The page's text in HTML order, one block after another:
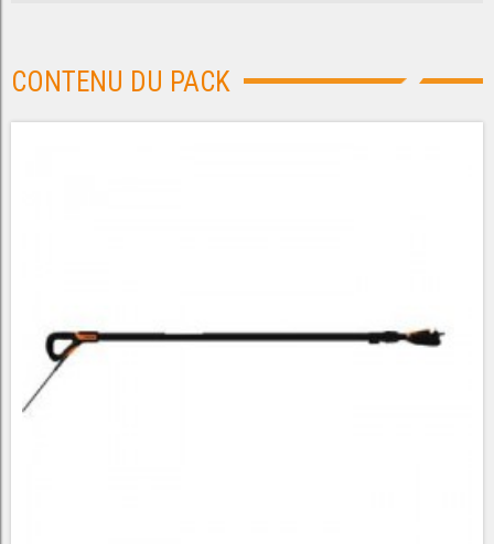
CONTENU DU PACK